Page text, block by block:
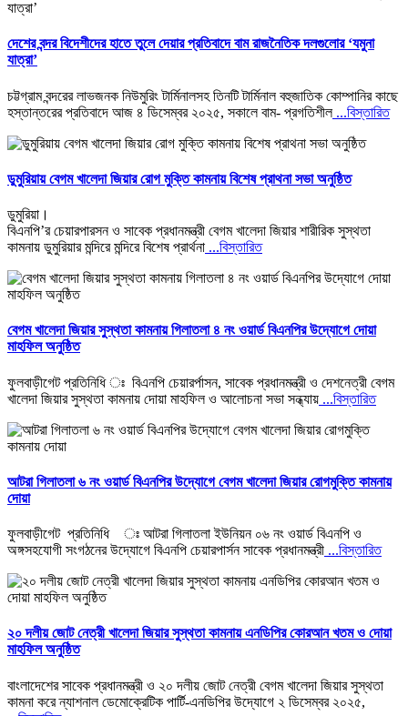
দেশের বন্দর বিদেশীদের হাতে তুলে দেয়ার প্রতিবাদে বাম রাজনৈতিক দলগুলোর ‘যমুনা
যাত্রা’
চট্টগ্রাম বন্দরের লাভজনক নিউমুরিং টার্মিনালসহ তিনটি টার্মিনাল বহুজাতিক কোম্পানির কাছে
হস্তান্তরের প্রতিবাদে আজ ৪ ডিসেম্বর ২০২৫, সকালে বাম- প্রগতিশীল...বিস্তারিত
ডুমুরিয়ায় বেগম খালেদা জিয়ার রোগ মুক্তি কামনায় বিশেষ প্রাথনা সভা অনুষ্ঠিত
ডুমুরিয়া।
বিএনপি’র চেয়ারপারসন ও সাবেক প্রধানমন্ত্রী বেগম খালেদা জিয়ার শারীরিক সুস্থতা
কামনায় ডুমুরিয়ার মন্দিরে মন্দিরে বিশেষ প্রার্থনা ...বিস্তারিত
বেগম খালেদা জিয়ার সুস্থতা কামনায় গিলাতলা ৪ নং ওয়ার্ড বিএনপির উদ্যোগে দোয়া
মাহফিল অনুষ্ঠিত
ফুলবাড়ীগেট প্রতিনিধি ঃ বিএনপি চেয়ারর্পাসন, সাবেক প্রধানমন্ত্রী ও দেশনেত্রী বেগম
খালেদা জিয়ার সুস্থতা কামনায় দোয়া মাহফিল ও আলোচনা সভা সন্ধ্যায় ...বিস্তারিত
আটরা গিলাতলা ৬ নং ওয়ার্ড বিএনপির উদ্যোগে বেগম খালেদা জিয়ার রোগমুক্তি কামনায়
দোয়া
ফুলবাড়ীগেট প্রতিনিধি ঃ আটরা গিলাতলা ইউনিয়ন ০৬ নং ওয়ার্ড বিএনপি ও
অঙ্গসহযোগী সংগঠনের উদ্যোগে বিএনপি চেয়ারপার্সন সাবেক প্রধানমন্ত্রী ...বিস্তারিত
২০ দলীয় জোট নেত্রী খালেদা জিয়ার সুস্থতা কামনায় এনডিপির কোরআন খতম ও দোয়া
মাহফিল অনুষ্ঠিত
বাংলাদেশের সাবেক প্রধানমন্ত্রী ও ২০ দলীয় জোট নেত্রী বেগম খালেদা জিয়ার সুস্থতা
কামনা করে ন্যাশনাল ডেমোক্রেটিক পার্টি-এনডিপির উদ্যোগে ২ ডিসেম্বর ২০২৫,